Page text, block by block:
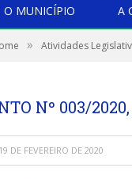
O MUNICÍPIO A
» Atividades
Nº 003/
19 DE FEVEREIRO DE 2020